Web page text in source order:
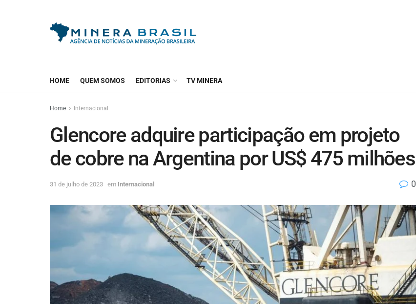
HOME QUEM SOMOS EDITORIAS TV MINERA
Home Internacional
Glencore adquire participação em projeto
de cobre na Argentina por US$ 475 milhões
31 de julho de 2023 em Internacional 0